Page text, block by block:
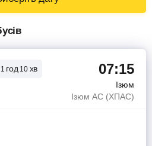
1 год10 хв 07:15
Ізюм
Ізюм АС (ХПАС)